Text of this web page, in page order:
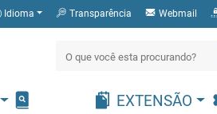
Idioma Transparência Webmail
EXTENSÃO